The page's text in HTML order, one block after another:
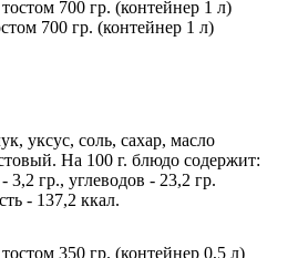
700 гр. (контейнер 1 л)
уксус, соль, сахар, масло
На 100 г. блюдо содержит:
3,2 гр., углеводов - 23,2 гр.
- 137,2 ккал.